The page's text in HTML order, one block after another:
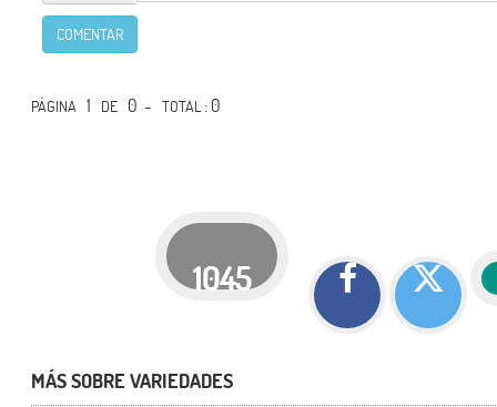
COMENTAR
PÁGINA 1 DE 0 -TOTAL: 0
1045
MÁS SOBRE VARIEDADES